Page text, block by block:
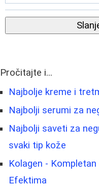
Pročitajte i...
Najbolje kreme i
Najbolji serumi za
Najbolji saveti za
svaki tip kože
Kolagen -
Efektima